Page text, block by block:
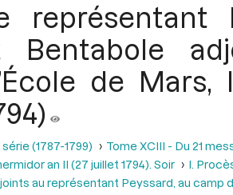
représentant
Bentabole
de
(1787-1799)
Tome XCIII - Du 21
an II (27 juillet 1794). Soir
I.
au représentant Peyssard, au camp